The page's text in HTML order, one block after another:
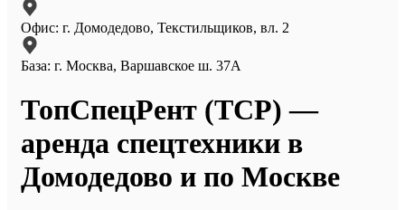
Офис: г. Домодедово, Текстильщиков, вл. 2
База: г. Москва, Варшавское ш. 37А
ТопСпецРент (ТСР) —
аренда спецтехники в
Домодедово и по Москве